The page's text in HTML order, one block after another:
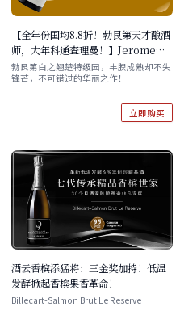
【全年份国均8.8折！勃艮第天才酿酒
师，大年科通查理曼！】Jerome
Castagnier Corton-
Charlemagne Grand Cru 2020 现
勃艮第白之翘楚特级园，丰腴成熟却不失
锋芒，不可错过的华丽之作！
立即购买
酒云香槟添猛将：三金奖加持！低温
发酵掀起香槟果香革命！
Billecart-Salmon Brut Le Reserve